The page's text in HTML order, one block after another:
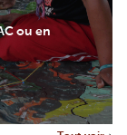
ou en